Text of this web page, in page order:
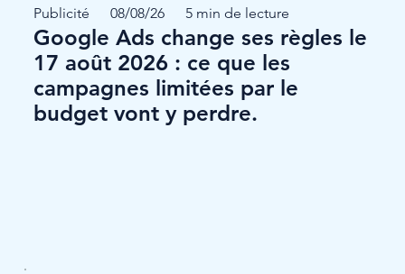
Publicité 08/08/26 5 min de lecture
Google Ads change ses règles le
17 août 2026 : ce que les
campagnes limitées par le
budget vont y perdre.